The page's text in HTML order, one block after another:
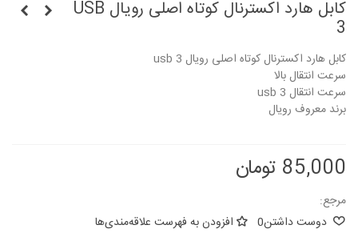
کابل هارد اکسترنال کوتاه اصلی رویال USB
3
کابل هارد اکسترنال کوتاه اصلی رویال usb 3
سرعت انتقال بالا
سرعت انتقال usb 3
برند معروف رویال
85,000 تومان
مرجع:
دوست داشتن0 افزودن به فهرست علاقه‌مندی‌ها